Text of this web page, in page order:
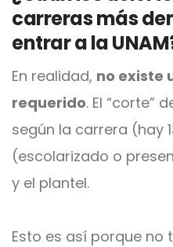
carreras más
entrar a la
En realidad, no existe
requerido. El “corte”
según la carrera (hay
(escolarizado o
y el plantel.
Esto es así porque no